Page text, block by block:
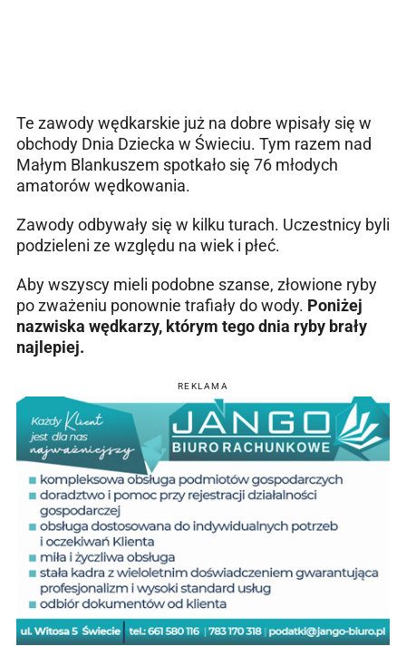
Te zawody wędkarskie już na dobre wpisały się w
obchody Dnia Dziecka w Świeciu. Tym razem nad
Małym Blankuszem spotkało się 76 młodych
amatorów wędkowania.
Zawody odbywały się w kilku turach. Uczestnicy byli
podzieleni ze względu na wiek i płeć.
Aby wszyscy mieli podobne szanse, złowione ryby
po zważeniu ponownie trafiały do wody. Poniżej
nazwiska wędkarzy, którym tego dnia ryby brały
najlepiej.
REKLAMA